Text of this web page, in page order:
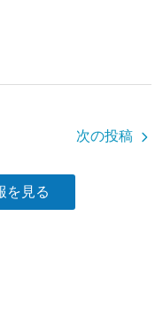
次の投稿
を見る